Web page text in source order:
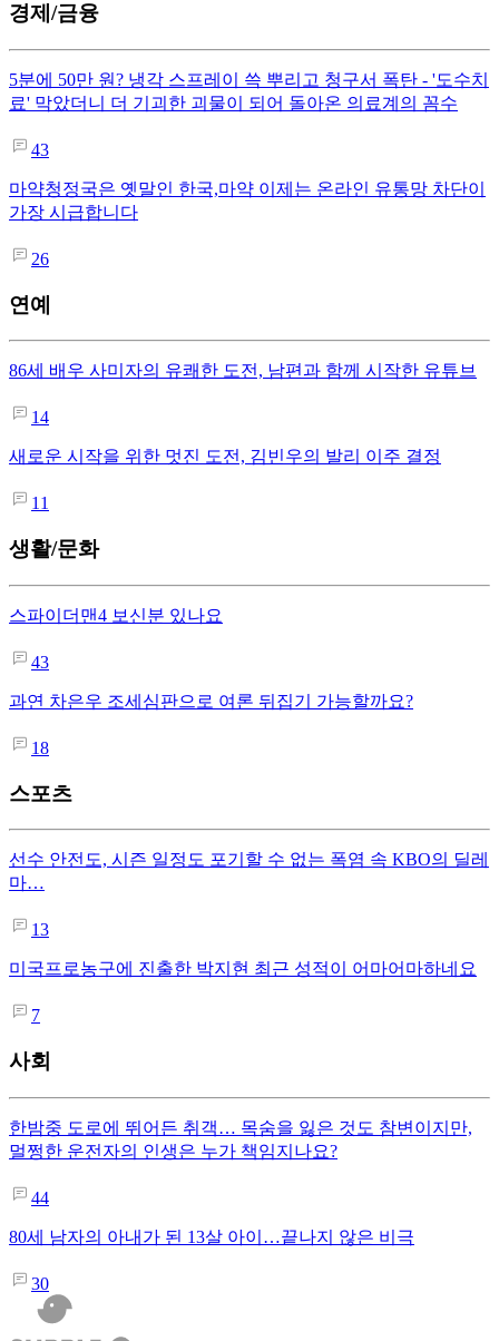
경제/금융
5분에 50만 원? 냉각 스프레이 쓱 뿌리고 청구서 폭탄 - '도수치
료' 막았더니 더 기괴한 괴물이 되어 돌아온 의료계의 꼼수
43
마약청정국은 옛말인 한국,마약 이제는 온라인 유통망 차단이
가장 시급합니다
26
연예
86세 배우 사미자의 유쾌한 도전, 남편과 함께 시작한 유튜브
14
새로운 시작을 위한 멋진 도전, 김빈우의 발리 이주 결정
11
생활/문화
스파이더맨4 보신분 있나요
43
과연 차은우 조세심판으로 여론 뒤집기 가능할까요?
18
스포츠
선수 안전도, 시즌 일정도 포기할 수 없는 폭염 속 KBO의 딜레
마…
13
미국프로농구에 진출한 박지현 최근 성적이 어마어마하네요
7
사회
한밤중 도로에 뛰어든 취객… 목숨을 잃은 것도 참변이지만,
멀쩡한 운전자의 인생은 누가 책임지나요?
44
80세 남자의 아내가 된 13살 아이…끝나지 않은 비극
30